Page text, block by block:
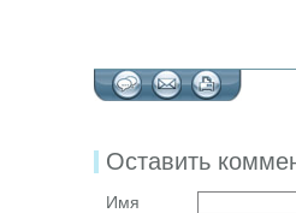
Оставить
Имя